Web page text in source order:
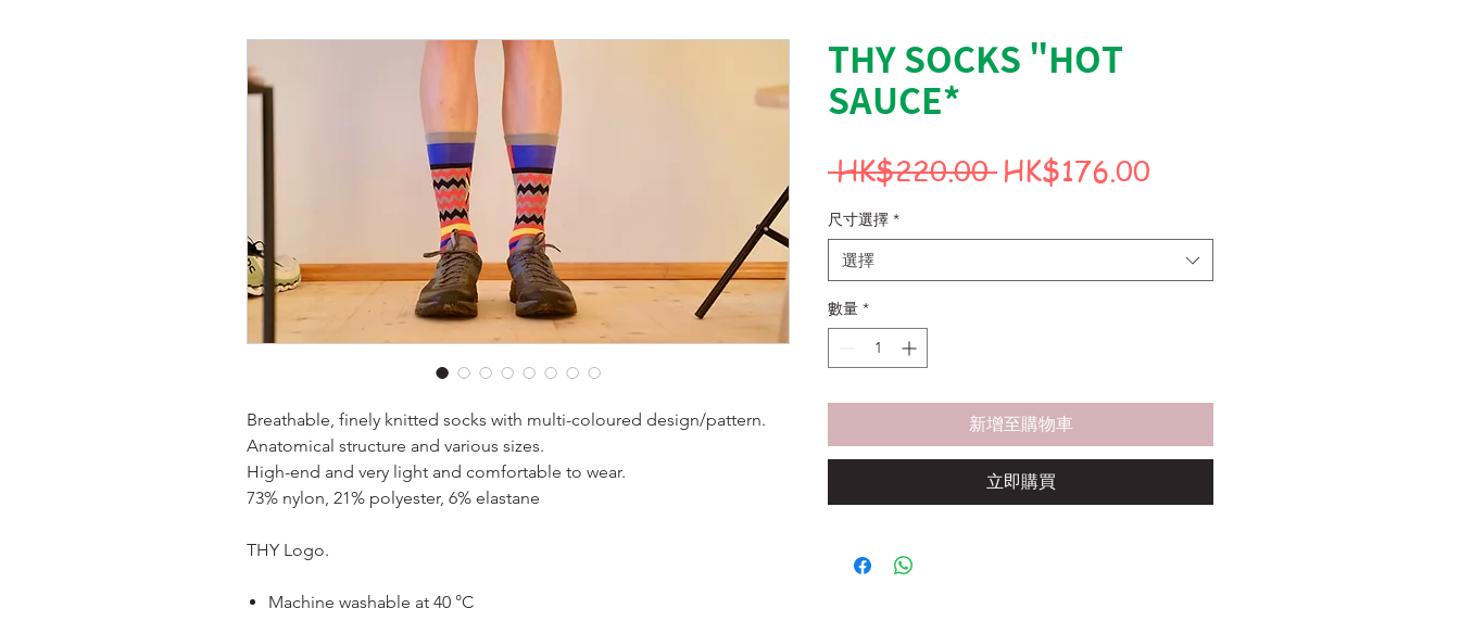
Breathable, finely knitted socks with multi-coloured design/pattern.
Anatomical structure and various sizes.
High-end and very light and comfortable to wear.
73% nylon, 21% polyester, 6% elastane
THY Logo.
Machine washable at 40 °C
THY SOCKS "HOT
SAUCE*
HK$220.00 一
價
格
HK$176.00
價
格
尺寸選擇 *
選擇
數量 *
新增至購物車
立即購買